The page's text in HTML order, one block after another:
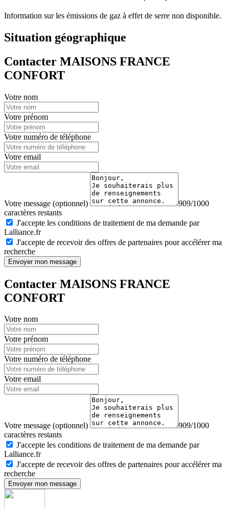
Information sur les émissions de gaz à effet de serre non disponible.
Situation géographique
Contacter MAISONS FRANCE
CONFORT
Votre nom
Votre prénom
Votre numéro de téléphone
Votre email
Votre message (optionnel)
909/1000
caractères restants
J'accepte les conditions de traitement de ma demande par
Lalliance.fr
J'accepte de recevoir des offres de partenaires pour accélérer ma
recherche
Envoyer mon message
Contacter MAISONS FRANCE
CONFORT
Votre nom
Votre prénom
Votre numéro de téléphone
Votre email
Votre message (optionnel)
909/1000
caractères restants
J'accepte les conditions de traitement de ma demande par
Lalliance.fr
J'accepte de recevoir des offres de partenaires pour accélérer ma
recherche
Envoyer mon message